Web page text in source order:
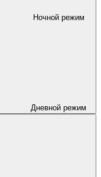
Ночной режим
Дневной режим